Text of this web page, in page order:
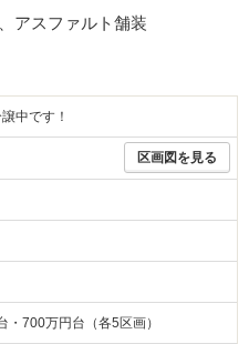
アスファルト舗装
中です！
区画図を見る
700万円台（各5区画）